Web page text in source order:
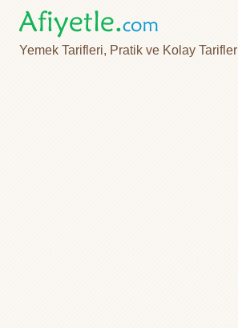
Yemek Tarifleri, Pratik ve Kolay Tarifler